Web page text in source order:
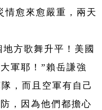
情愈來愈嚴重，兩天
方歌舞升平！美國
軍耶！”賴岳謙強
，而且空軍有自己
，因為他們都擔心